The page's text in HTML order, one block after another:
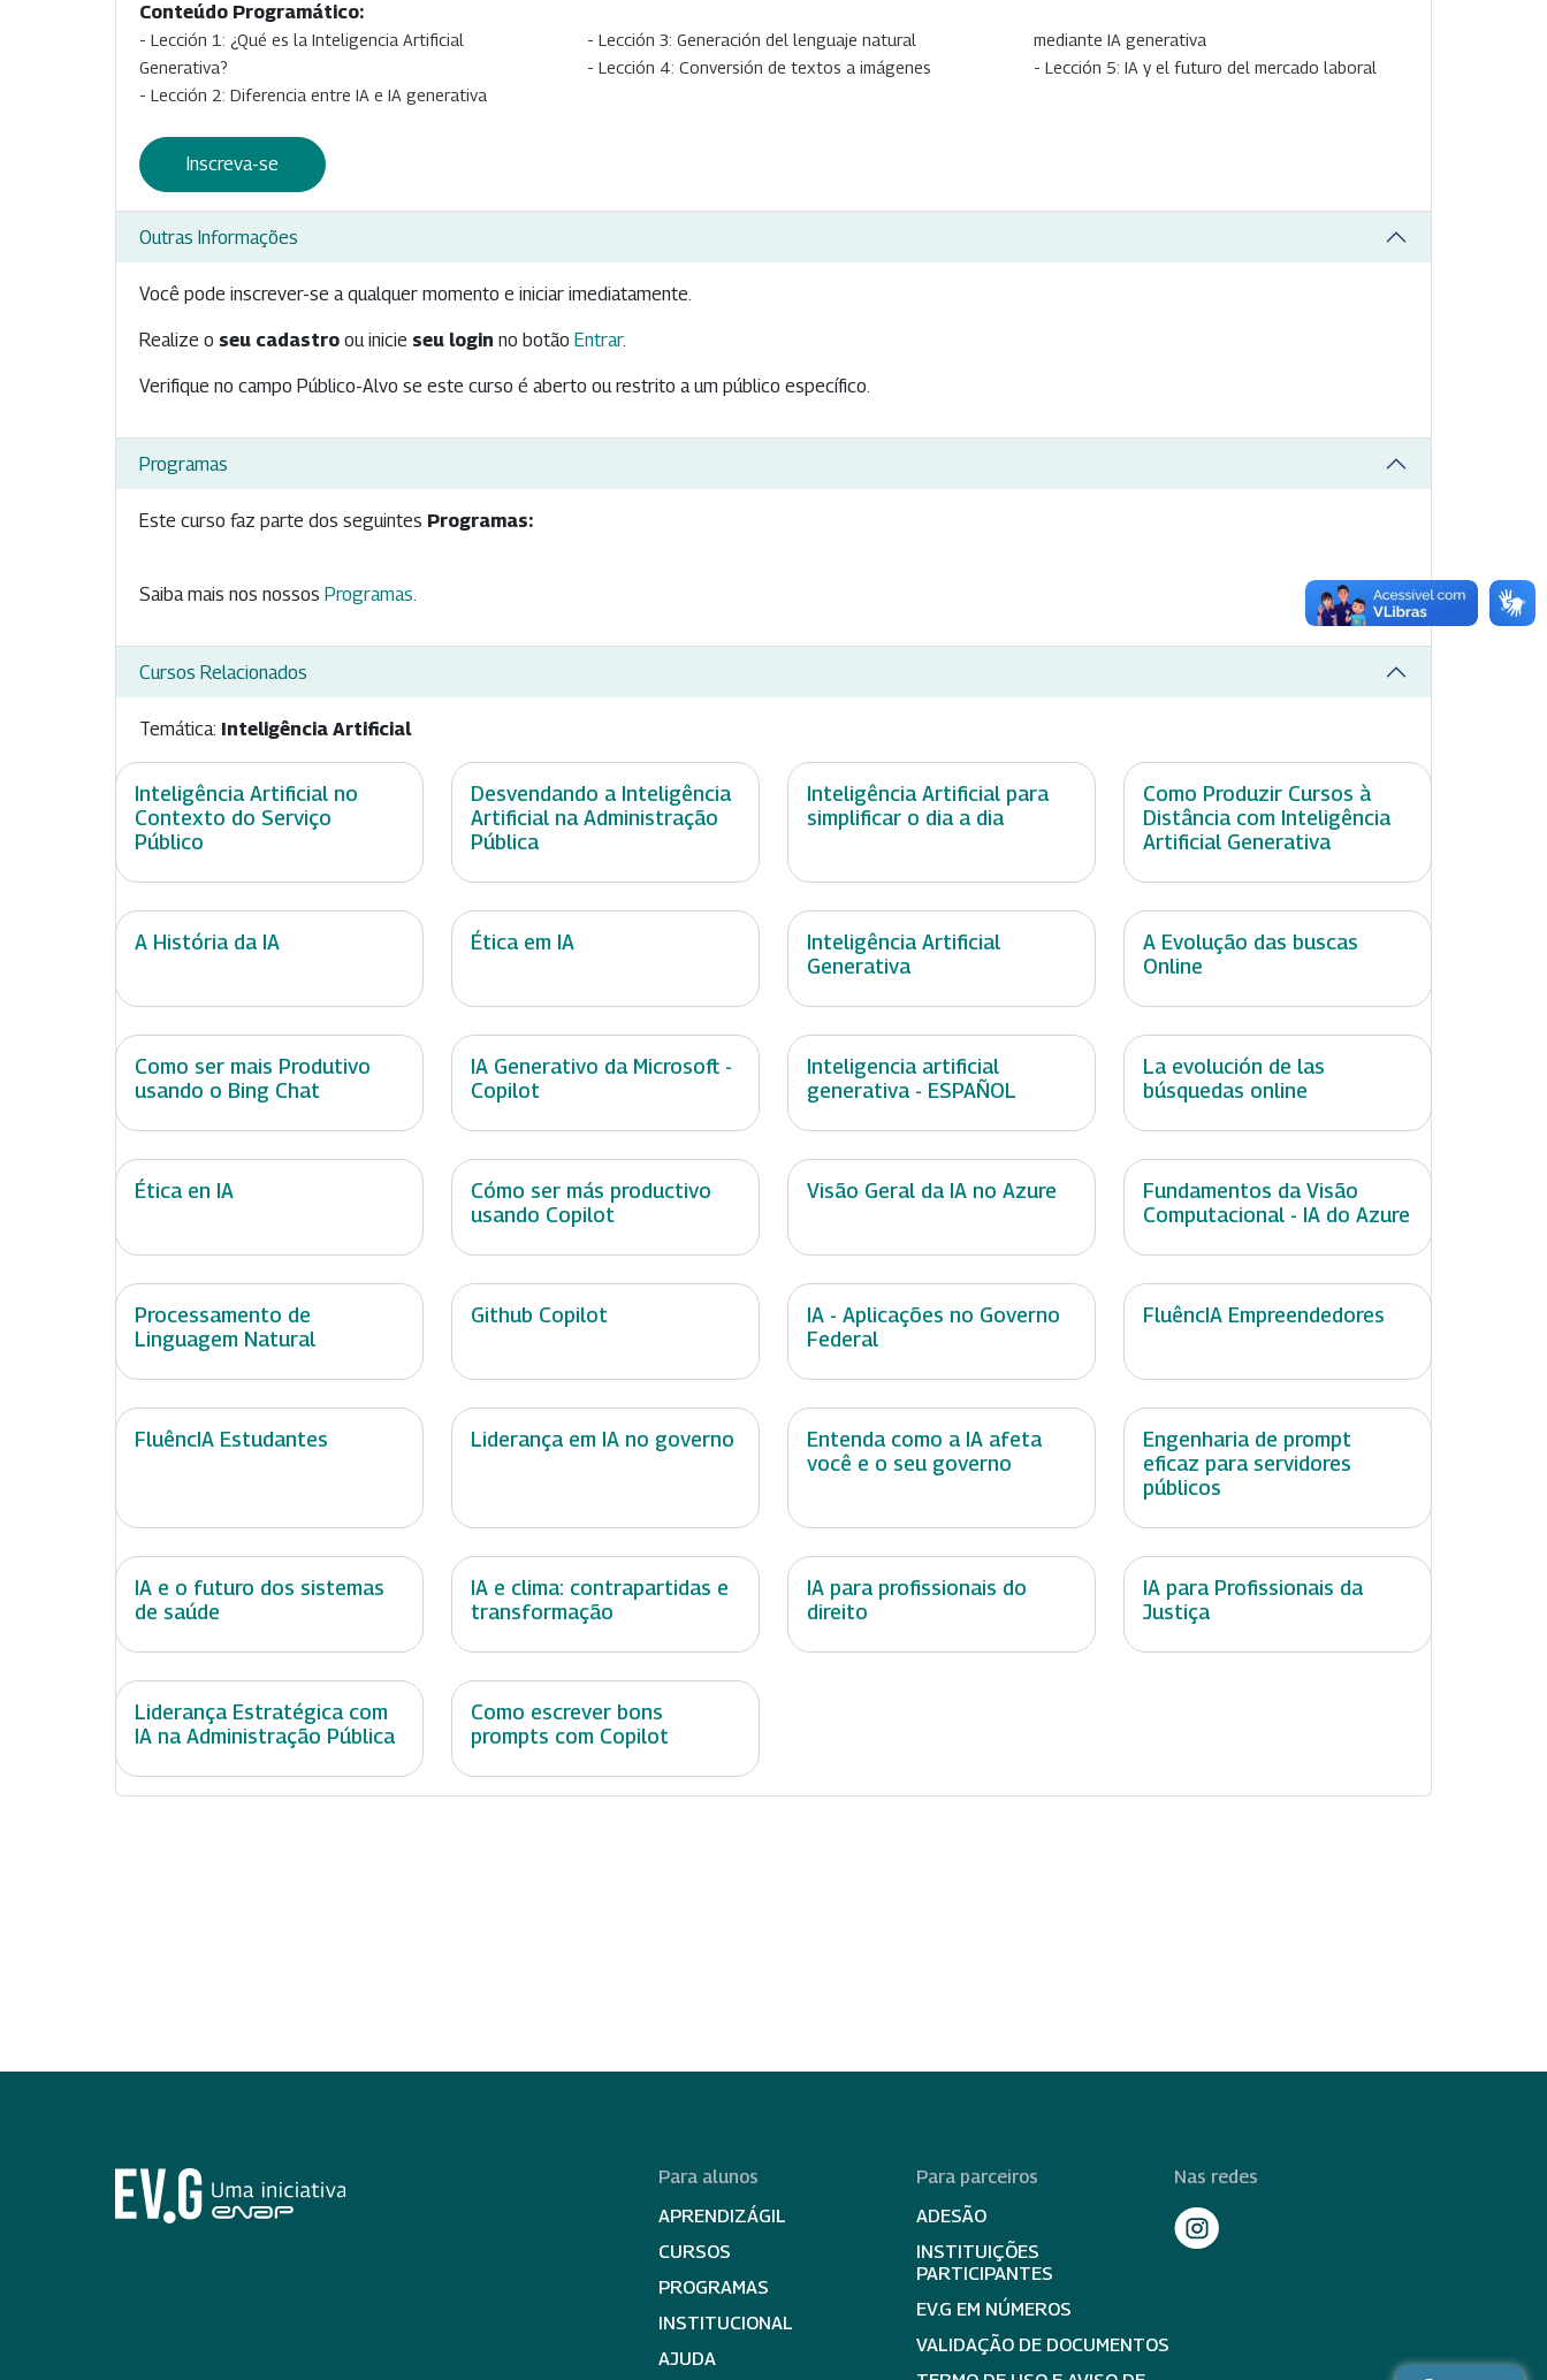
Conteúdo Programático:
- Lección 1: ¿Qué es la Inteligencia Artificial
Generativa?
- Lección 2: Diferencia entre IA e IA generativa
- Lección 3: Generación del lenguaje natural
- Lección 4: Conversión de textos a imágenes
mediante IA generativa
- Lección 5: IA y el futuro del mercado laboral
Inscreva-se
Outras Informações
Você pode inscrever-se a qualquer momento e iniciar imediatamente.
Realize o seu cadastro ou inicie seu login no botão Entrar.
Verifique no campo Público-Alvo se este curso é aberto ou restrito a um público específico.
Programas
Este curso faz parte dos seguintes Programas:
Saiba mais nos nossos Programas.
Cursos Relacionados
Temática: Inteligência Artificial
Inteligência Artificial no
Contexto do Serviço
Público
Desvendando a Inteligência
Artificial na Administração
Pública
Inteligência Artificial para
simplificar o dia a dia
Como Produzir Cursos à
Distância com Inteligência
Artificial Generativa
A História da IA Ética em IA
Inteligência Artificial
Generativa
A Evolução das buscas
Online
Como ser mais Produtivo
usando o Bing Chat
IA Generativo da Microsoft -
Copilot
Inteligencia artificial
generativa - ESPAÑOL
La evolución de las
búsquedas online
Ética en IA
Cómo ser más productivo
usando Copilot
Visão Geral da IA no Azure
Fundamentos da Visão
Computacional - IA do Azure
Processamento de
Linguagem Natural
Github Copilot
IA - Aplicações no Governo
Federal
FluêncIA Empreendedores
FluêncIA Estudantes Liderança em IA no governo
Entenda como a IA afeta
você e o seu governo
Engenharia de prompt
eficaz para servidores
públicos
IA e o futuro dos sistemas
de saúde
IA e clima: contrapartidas e
transformação
IA para profissionais do
direito
IA para Profissionais da
Justiça
Liderança Estratégica com
IA na Administração Pública
Como escrever bons
prompts com Copilot
Para alunos
APRENDIZÁGIL
CURSOS
PROGRAMAS
INSTITUCIONAL
AJUDA
Para parceiros
ADESÃO
INSTITUIÇÕES
PARTICIPANTES
EV.G EM NÚMEROS
VALIDAÇÃO DE DOCUMENTOS
Nas redes